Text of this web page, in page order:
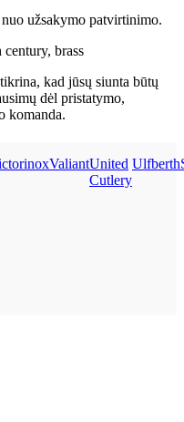
nuo užsakymo patvirtinimo.
kad jūsų siunta būtų
dėl pristatymo,
komanda.
ValiantUnited
Cutlery
Ulfberth